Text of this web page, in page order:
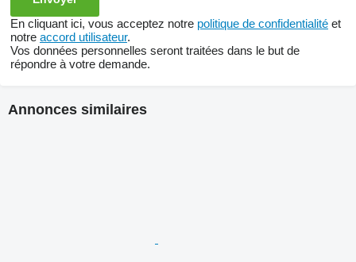
En cliquant ici, vous acceptez notre politique de confidentialité et
notre accord utilisateur.
Vos données personnelles seront traitées dans le but de
répondre à votre demande.
Annonces similaires